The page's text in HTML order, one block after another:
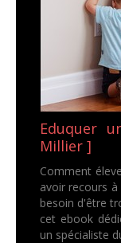
Eduquer
Millier ]
Comment
avoir recours
besoin d'être
cet ebook
un spécialiste